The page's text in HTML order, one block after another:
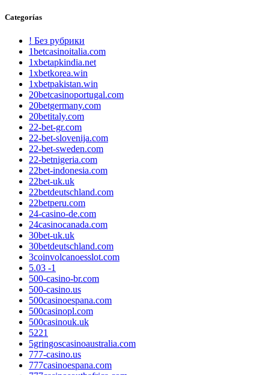
Categorías
! Без рубрики
1betcasinoitalia.com
1xbetapkindia.net
1xbetkorea.win
1xbetpakistan.win
20betcasinoportugal.com
20betgermany.com
20betitaly.com
22-bet-gr.com
22-bet-slovenija.com
22-bet-sweden.com
22-betnigeria.com
22bet-indonesia.com
22bet-uk.uk
22betdeutschland.com
22betperu.com
24-casino-de.com
24casinocanada.com
30bet-uk.uk
30betdeutschland.com
3coinvolcanoesslot.com
5.03 -1
500-casino-br.com
500-casino.us
500casinoespana.com
500casinopl.com
500casinouk.uk
5221
5gringoscasinoaustralia.com
777-casino.us
777casinoespana.com